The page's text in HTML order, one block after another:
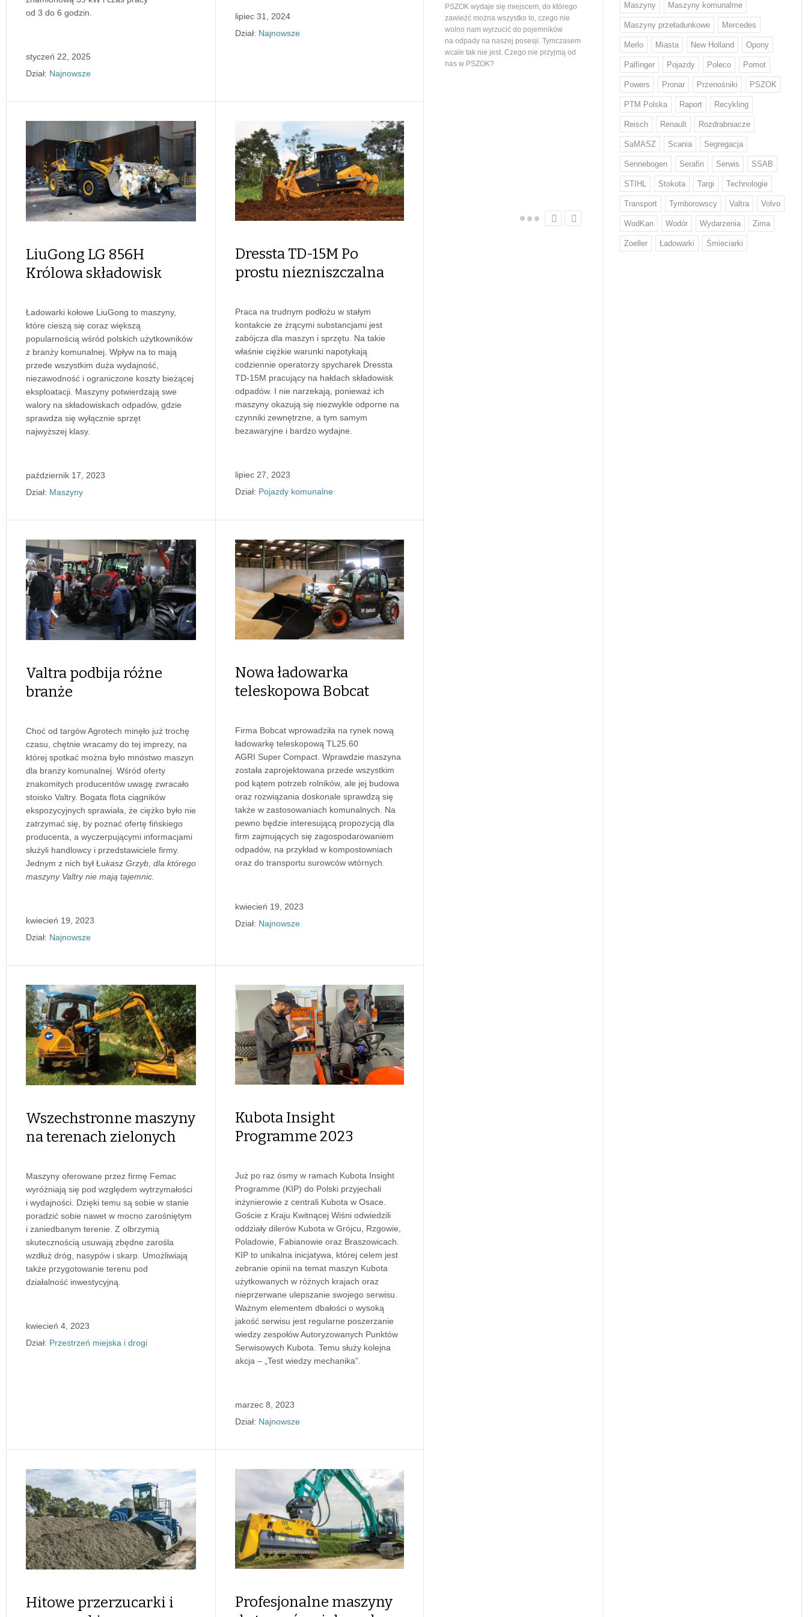
od 3 do 6 godzin.
styczeń 22, 2025
Dział: Najnowsze
lipiec 31, 2024
Dział: Najnowsze
LiuGong LG 856H
Królowa składowisk
Ładowarki kołowe LiuGong to maszyny,
które cieszą się coraz większą
popularnością wśród polskich użytkowników
z branży komunalnej. Wpływ na to mają
przede wszystkim duża wydajność,
niezawodność i ograniczone koszty bieżącej
eksploatacji. Maszyny potwierdzają swe
walory na składowiskach odpadów, gdzie
sprawdza się wyłącznie sprzęt
najwyższej klasy.
październik 17, 2023
Dział: Maszyny
Dressta TD-15M Po
prostu niezniszczalna
Praca na trudnym podłożu w stałym
kontakcie ze żrącymi substancjami jest
zabójcza dla maszyn i sprzętu. Na takie
właśnie ciężkie warunki napotykają
codziennie operatorzy spycharek Dressta
TD-15M pracujący na hałdach składowisk
odpadów. I nie narzekają, ponieważ ich
maszyny okazują się niezwykle odporne na
czynniki zewnętrzne, a tym samym
bezawaryjne i bardzo wydajne.
lipiec 27, 2023
Dział: Pojazdy komunalne
Valtra podbija różne
branże
Choć od targów Agrotech minęło już trochę
czasu, chętnie wracamy do tej imprezy, na
której spotkać można było mnóstwo maszyn
dla branży komunalnej. Wśród oferty
znakomitych producentów uwagę zwracało
stoisko Valtry. Bogata flota ciągników
ekspozycyjnych sprawiała, że ciężko było nie
zatrzymać się, by poznać ofertę fińskiego
producenta, a wyczerpującymi informacjami
służyli handlowcy i przedstawiciele firmy.
Jednym z nich był Łukasz Grzyb, dla którego
maszyny Valtry nie mają tajemnic.
kwiecień 19, 2023
Dział: Najnowsze
Nowa ładowarka
teleskopowa Bobcat
Firma Bobcat wprowadziła na rynek nową
ładowarkę teleskopową TL25.60
AGRI Super Compact. Wprawdzie maszyna
została zaprojektowana przede wszystkim
pod kątem potrzeb rolników, ale jej budowa
oraz rozwiązania doskonale sprawdzą się
także w zastosowaniach komunalnych. Na
pewno będzie interesującą propozycją dla
firm zajmujących się zagospodarowaniem
odpadów, na przykład w kompostowniach
oraz do transportu surowców wtórnych.
kwiecień 19, 2023
Dział: Najnowsze
Wszechstronne maszyny
na terenach zielonych
Maszyny oferowane przez firmę Femac
wyróżniają się pod względem wytrzymałości
i wydajności. Dzięki temu są sobie w stanie
poradzić sobie nawet w mocno zarośniętym
i zaniedbanym terenie. Z olbrzymią
skutecznością usuwają zbędne zarośla
wzdłuż dróg, nasypów i skarp. Umożliwiają
także przygotowanie terenu pod
działalność inwestycyjną.
kwiecień 4, 2023
Dział: Przestrzeń miejska i drogi
Kubota Insight
Programme 2023
Już po raz ósmy w ramach Kubota Insight
Programme (KIP) do Polski przyjechali
inżynierowie z centrali Kubota w Osace.
Goście z Kraju Kwitnącej Wiśni odwiedzili
oddziały dilerów Kubota w Grójcu, Rzgowie,
Poladowie, Fabianowie oraz Braszowicach.
KIP to unikalna inicjatywa, której celem jest
zebranie opinii na temat maszyn Kubota
użytkowanych w różnych krajach oraz
nieprzerwane ulepszanie swojego serwisu.
Ważnym elementem dbałości o wysoką
jakość serwisu jest regularne poszerzanie
wiedzy zespołów Autoryzowanych Punktów
Serwisowych Kubota. Temu służy kolejna
akcja – „Test wiedzy mechanika”.
marzec 8, 2023
Dział: Najnowsze
Hitowe przerzucarki i
Profesjonalne maszyny
PSZOK wydaje się miejscem, do którego
zawieźć można wszystko to, czego nie
wolno nam wyrzucić do pojemników
na odpady na naszej posesji. Tymczasem
wcale tak nie jest. Czego nie przyjmą od
nas w PSZOK?
województwa podlaskiego. Tym samym
Z odpadami w Europie sobie nie
radzimy...
Każdy Europejczyk wytwarza średnio
w ciągu roku 132 kg odpadów
żywnościowych i 12 kg odzieżowych
i obuwniczych – wskazują dane KE.
W walce z rosnącą ilością odpadów
w tych kategoriach mają pomóc nowe
regulacje, które we wrześniu przyjął
Parlament Europejski. Wyznaczają…
Volvo Trucks stawia
niskiej emisji CO2
Volvo zwiększa
o niskiej emisji CO2* w
produktach. Stal ta od
będzie wykorzystywana w
tysięcy pojazdów. Volvo
na świecie producentem,
wprowadził ten rodzaj
Maszyny Maszyny komunalme
Maszyny przeładunkowe Mercedes
Merlo Miasta New Holland Opony
Palfinger Pojazdy Poleco Pomot
Powers Pronar Przenośniki PSZOK
PTM Polska Raport Recykling
Reisch Renault Rozdrabniacze
SaMASZ Scania Segregacja
Sennebogen Serafin Serwis SSAB
STIHL Stokota Targi Technologie
Transport Tymborowscy Valtra Volvo
WodKan Wodór Wydarzenia Zima
Zoeller Ładowarki Śmieciarki